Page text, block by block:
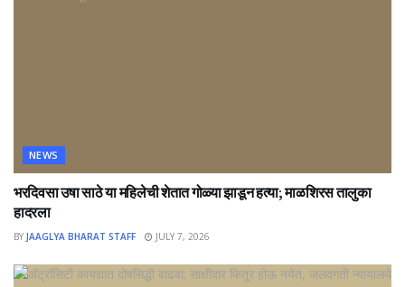
NEWS
भरदिवसा उषा साठे या महिलेची शेतात गोळ्या झाडून हत्या; माळशिरस तालुका
हादरला
BY JAAGLYA BHARAT STAFF JULY 7, 2026